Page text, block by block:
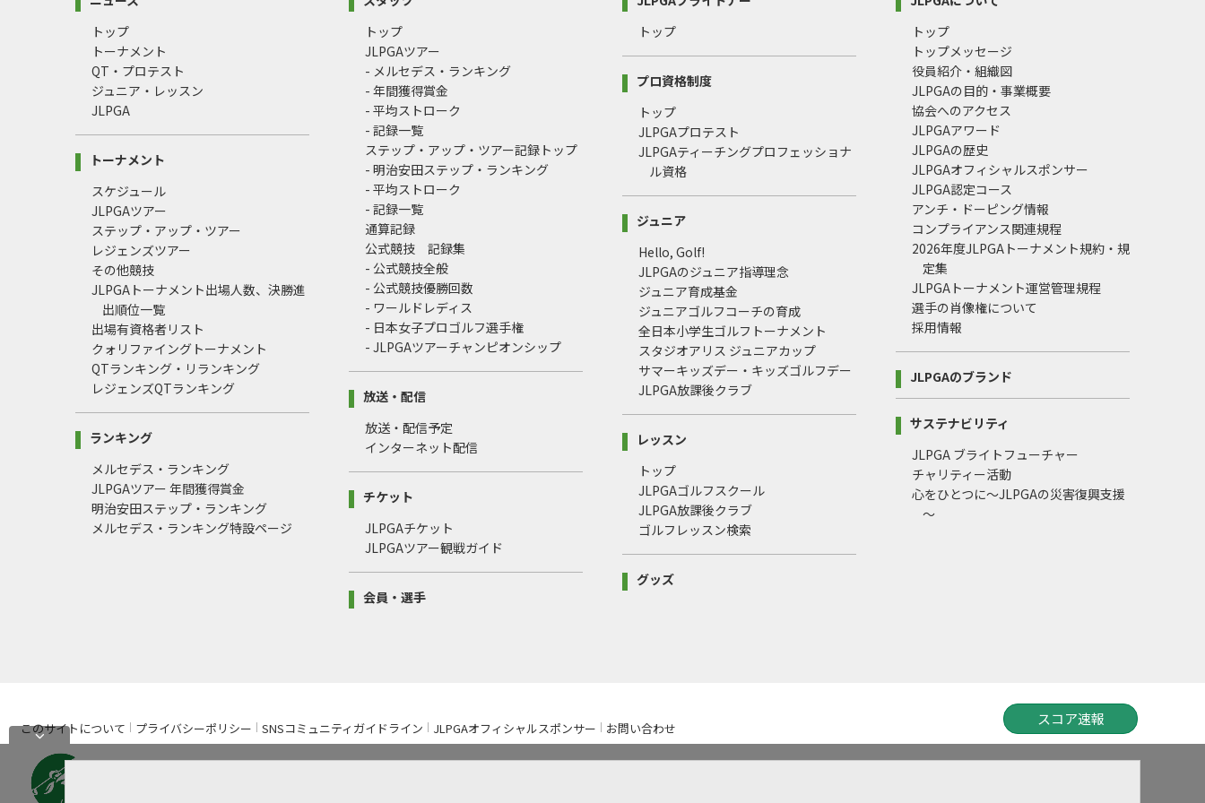
スコア速報
トップ
トーナメント
QT・プロテスト
ジュニア・レッスン
JLPGA
トーナメント
スケジュール
JLPGAツアー
ステップ・アップ・ツアー
レジェンズツアー
その他競技
JLPGAトーナメント出場人数、決勝進
出順位一覧
出場有資格者リスト
クォリファイングトーナメント
QTランキング・リランキング
レジェンズQTランキング
ランキング
メルセデス・ランキング
JLPGAツアー 年間獲得賞金
明治安田ステップ・ランキング
メルセデス・ランキング特設ページ
トップ
JLPGAツアー
- メルセデス・ランキング
- 年間獲得賞金
- 平均ストローク
- 記録一覧
ステップ・アップ・ツアー記録トップ
- 明治安田ステップ・ランキング
- 平均ストローク
- 記録一覧
通算記録
公式競技 記録集
- 公式競技全般
- 公式競技優勝回数
- ワールドレディス
- 日本女子プロゴルフ選手権
- JLPGAツアーチャンピオンシップ
放送・配信
放送・配信予定
インターネット配信
チケット
JLPGAチケット
JLPGAツアー観戦ガイド
会員・選手
トップ
プロ資格制度
トップ
JLPGAプロテスト
JLPGAティーチングプロフェッショナ
ル資格
ジュニア
Hello, Golf!
JLPGAのジュニア指導理念
ジュニア育成基金
ジュニアゴルフコーチの育成
全日本小学生ゴルフトーナメント
スタジオアリス ジュニアカップ
サマーキッズデー・キッズゴルフデー
JLPGA放課後クラブ
レッスン
トップ
JLPGAゴルフスクール
JLPGA放課後クラブ
ゴルフレッスン検索
グッズ
トップ
トップメッセージ
役員紹介・組織図
JLPGAの目的・事業概要
協会へのアクセス
JLPGAアワード
JLPGAの歴史
JLPGAオフィシャルスポンサー
JLPGA認定コース
アンチ・ドーピング情報
コンプライアンス関連規程
2026年度JLPGAトーナメント規約・規
定集
JLPGAトーナメント運営管理規程
選手の肖像権について
採用情報
JLPGAのブランド
サステナビリティ
JLPGA ブライトフューチャー
チャリティー活動
心をひとつに～JLPGAの災害復興支援
～
このサイトについて プライバシーポリシー SNSコミュニティガイドライン JLPGAオフィシャルスポンサー お問い合わせ